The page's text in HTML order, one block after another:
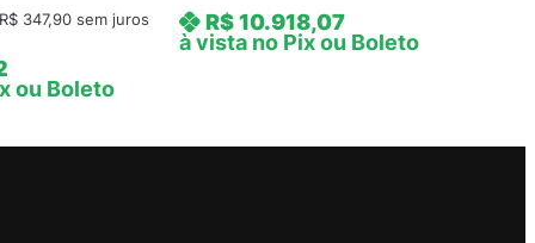
R$ 347,90 sem juros
ou Boleto
R$10.918,07
à vista no Pix ou Boleto